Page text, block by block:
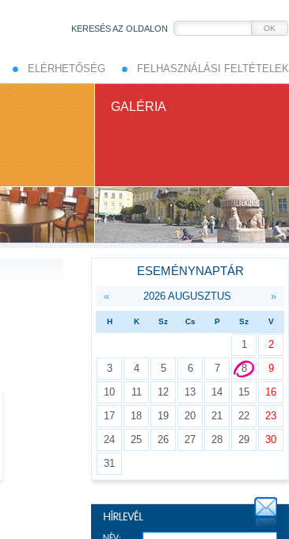
KERESÉS AZ OLDALON OK
ELÉRHETŐSÉG FELHASZNÁLÁSI FELTÉTELEK
GALÉRIA
ESEMÉNYNAPTÁR
« 2026 AUGUSZTUS »
H K Sz Cs P Sz V
1
2
3
4 5 6 7 8
9
10
11 12 13 14 15
16
17
18 19 20 21 22
23
24
25 26 27 28 29
30
31